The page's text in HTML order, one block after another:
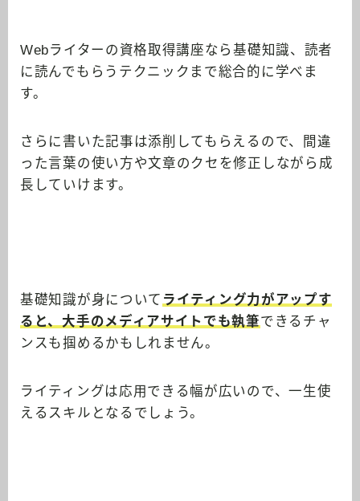
Webライターの資格取得講座なら基礎知識、読者
に読んでもらうテクニックまで総合的に学べま
す。
さらに書いた記事は添削してもらえるので、間違
った言葉の使い方や文章のクセを修正しながら成
長していけます。
基礎知識が身について ライティング力がアップす
ると、大手のメディアサイトでも執筆できるチャ
ンスも掴めるかもしれません。
ライティングは応用できる幅が広いので、一生使
えるスキルとなるでしょう。